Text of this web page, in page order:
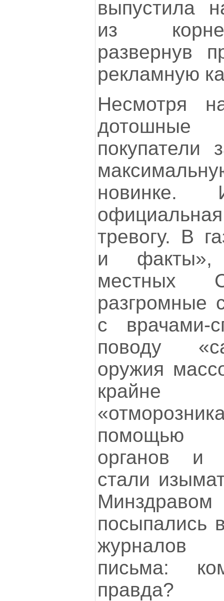
выпустила
из
развернув
рекламную
Несмотря
дотошные
покупатели
тревогу. В
и факты»,
местных
разгромные
с врачами-
поводу
оружия
крайне
помощью
органов и
стали
посыпались
письма:
правда?